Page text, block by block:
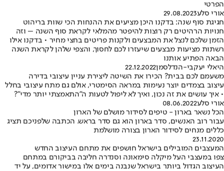
הפרטי
אורי סלע29.08.2023
חגיגת סוף שנה: בדקנו היכן מציעים את ההנחות הכי שוות בריהוט
חנויות הרהיטים רק רוצות להיפטר מהמלאי לקראת סוף השנה – וזה
הזמן שלכם לנצל את המבצעים ולקנות פריטים בחצי מחיר • בדקנו אילו
רשתות מציעות מבצעים שיעזרו לכם לחסוך, והצפי שלהן לקראת השנה
הבאה הפתיע אותנו
היאלי יעקבי-הנדלסמן22.12.2022
משעמם לכם בבית? הכירו את השיטה ליצירת עניין עיצובי בדירה
עיצוב בצמדים יוצר נעימות במראה הסימטרי, אולם גם מתח עיצובי בחלל
• איך עושים את זה נכון, ואיך לא ליפול לטעות ה"התאמצתי יותר מדי"?
אורי סלע08.06.2022
הכל נשאר בארון - טיפים לסידור מושלם של הארון
עבור רוב האנשים, סדר בארון הוא גם סדר בראש. הכתבה שלפניכם תציג
כללים מנחים לסידור הארון בצורה מושלמת
23.11.2020
המעצבים המובילים בישראל חושפים את מתחם העיצוב החדש
צפו במעצבי העל מיקלה סימאונה וסנדרה חליבה בביקורם במתחם
העיצוב הגדול ביותר בישראל שנבנה בימים אלו במישור אדומים, על יד